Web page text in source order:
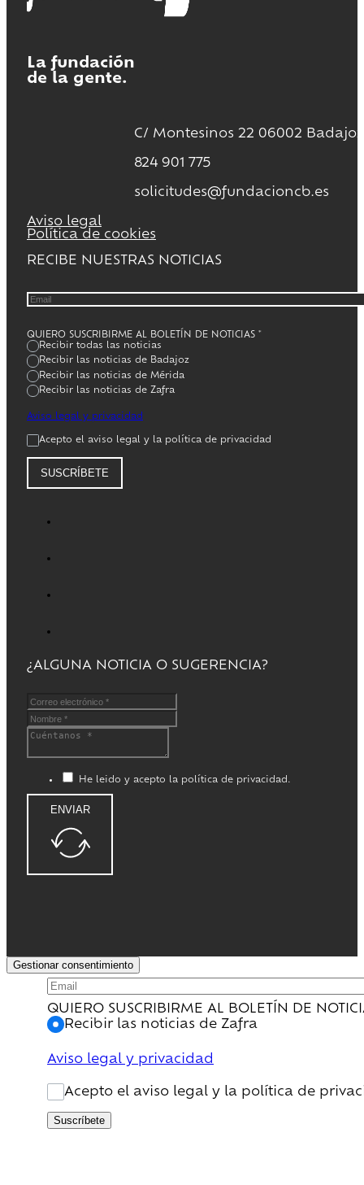
La fundación
de la gente.
C/ Montesinos 22 06002 Badajoz
824 901 775
solicitudes@fundacioncb.es
Aviso legal
Política de cookies
RECIBE NUESTRAS NOTICIAS
QUIERO SUSCRIBIRME AL BOLETÍN DE NOTICIAS *
Recibir todas las noticias
Recibir las noticias de Badajoz
Recibir las noticias de Mérida
Recibir las noticias de Zafra
Aviso legal y privacidad
Acepto el aviso legal y la política de privacidad
SUSCRÍBETE
¿ALGUNA NOTICIA O SUGERENCIA?
He leido y acepto la política de privacidad.
ENVIAR
Gestionar consentimiento
QUIERO SUSCRIBIRME AL BOLETÍN DE
Recibir las noticias de Zafra
Aviso legal y privacidad
Acepto el aviso legal y la política de
Suscríbete